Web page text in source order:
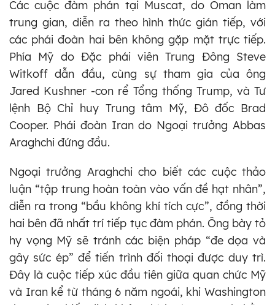
Các cuộc đàm phán tại Muscat, do Oman làm
trung gian, diễn ra theo hình thức gián tiếp, với
các phái đoàn hai bên không gặp mặt trực tiếp.
Phía Mỹ do Đặc phái viên Trung Đông Steve
Witkoff dẫn đầu, cùng sự tham gia của ông
Jared Kushner -con rể Tổng thống Trump, và Tư
lệnh Bộ Chỉ huy Trung tâm Mỹ, Đô đốc Brad
Cooper. Phái đoàn Iran do Ngoại trưởng Abbas
Araghchi đứng đầu.
Ngoại trưởng Araghchi cho biết các cuộc thảo
luận “tập trung hoàn toàn vào vấn đề hạt nhân”,
diễn ra trong “bầu không khí tích cực”, đồng thời
hai bên đã nhất trí tiếp tục đàm phán. Ông bày tỏ
hy vọng Mỹ sẽ tránh các biện pháp “đe dọa và
gây sức ép” để tiến trình đối thoại được duy trì.
Đây là cuộc tiếp xúc đầu tiên giữa quan chức Mỹ
và Iran kể từ tháng 6 năm ngoái, khi Washington